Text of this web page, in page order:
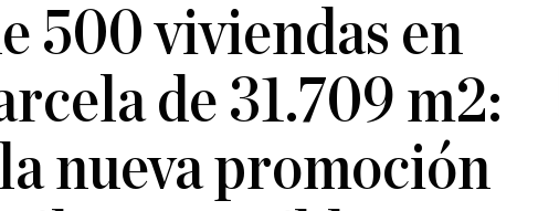
500 viviendas en
de 31.709 m2:
nueva promoción